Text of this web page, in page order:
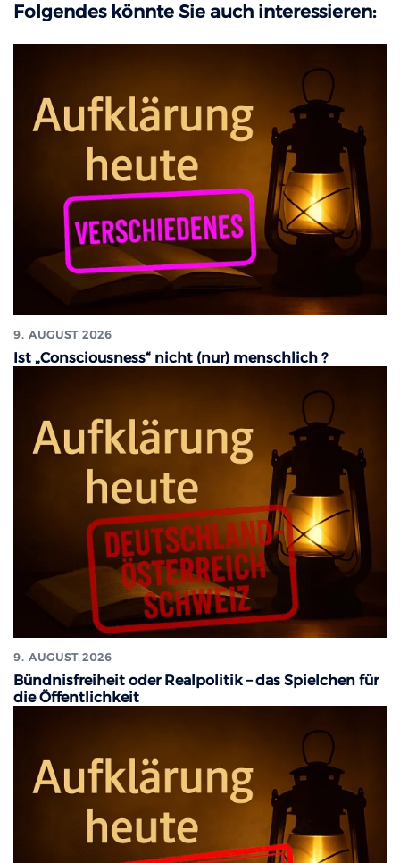
Folgendes könnte Sie auch interessieren:
9. AUGUST 2026
Ist „Consciousness“ nicht (nur) menschlich ?
9. AUGUST 2026
Bündnisfreiheit oder Realpolitik – das Spielchen für
die Öffentlichkeit